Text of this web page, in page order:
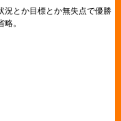
況とか目標とか無失点で優勝
。